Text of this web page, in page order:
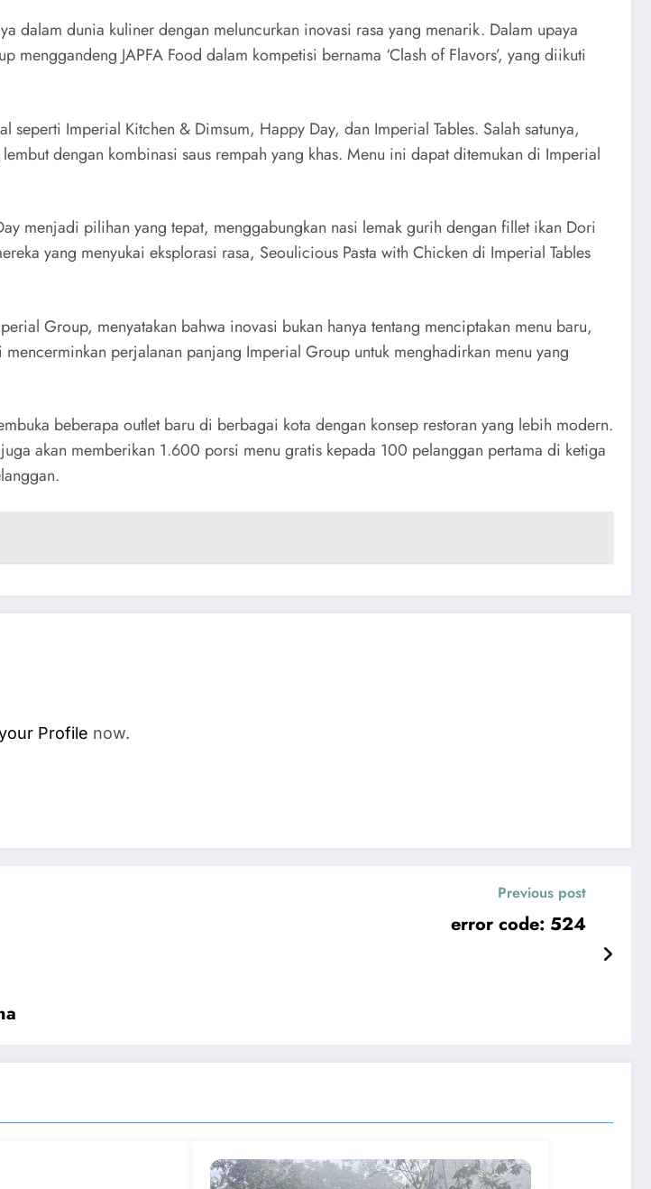
dalam dunia kuliner dengan meluncurkan inovasi rasa yang menarik. Dalam upaya
JAPFA Food dalam kompetisi bernama ‘Clash of Flavors’, yang diikuti
Imperial Kitchen & Dimsum, Happy Day, dan Imperial Tables. Salah satunya,
dengan kombinasi saus rempah yang khas. Menu ini dapat ditemukan di Imperial
menjadi pilihan yang tepat, menggabungkan nasi lemak gurih dengan fillet ikan Dori
yang menyukai eksplorasi rasa, Seoulicious Pasta with Chicken di Imperial Tables
Group, menyatakan bahwa inovasi bukan hanya tentang menciptakan menu baru,
perjalanan panjang Imperial Group untuk menghadirkan menu yang
beberapa outlet baru di berbagai kota dengan konsep restoran yang lebih modern.
akan memberikan 1.600 porsi menu gratis kepada 100 pelanggan pertama di ketiga
Profile now.
Previous post
error code: 524